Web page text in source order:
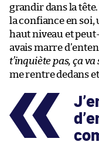
grandir dans la
la confiance en soi,
haut niveau et
avais marre
t’inquiète pas, ça va
me rentre dedans et